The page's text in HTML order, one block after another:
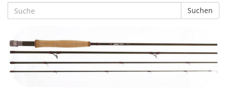
Suchen